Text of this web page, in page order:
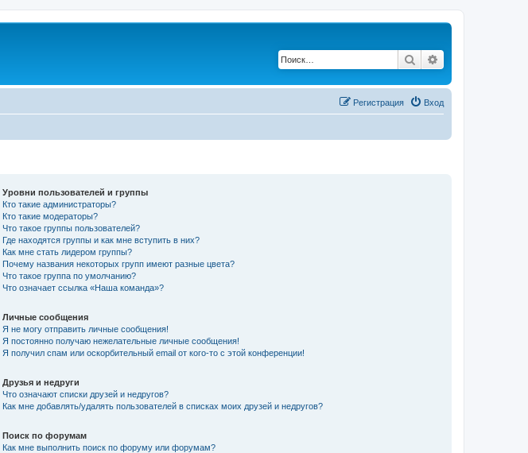
Поиск
Вход
Регистрация
Уровни пользователей и группы
Кто такие администраторы?
Кто такие модераторы?
Что такое группы пользователей?
Где находятся группы и как мне вступить в них?
Как мне стать лидером группы?
Почему названия некоторых групп имеют разные цвета?
Что такое группа по умолчанию?
Что означает ссылка «Наша команда»?
Личные сообщения
Я не могу отправить личные сообщения!
Я постоянно получаю нежелательные личные сообщения!
Я получил спам или оскорбительный email от кого-то с этой конференции!
Друзья и недруги
Что означают списки друзей и недругов?
Как мне добавлять/удалять пользователей в списках моих друзей и недругов?
Поиск по форумам
Как мне выполнить поиск по форуму или форумам?